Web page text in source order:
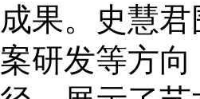
成果。史慧
案研发等方